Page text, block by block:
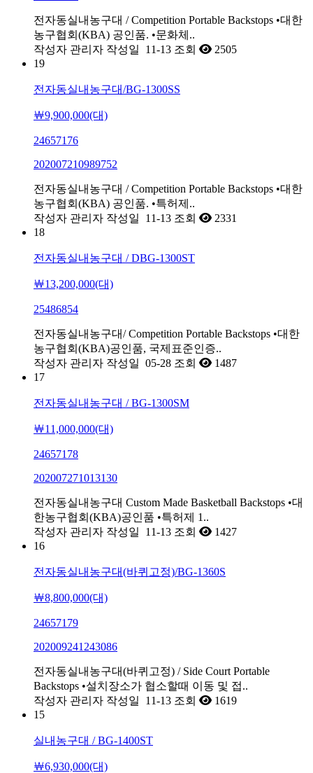
전자동실내농구대 / Competition Portable Backstops •대한
농구협회(KBA) 공인품. •문화체..
작성자 관리자 작성일 11-13 조회
2505
19
전자동실내농구대/BG-1300SS
￦9,900,000(대)
24657176
202007210989752
전자동실내농구대 / Competition Portable Backstops •대한
농구협회(KBA) 공인품. •특허제..
작성자 관리자 작성일 11-13 조회
2331
18
전자동실내농구대 / DBG-1300ST
￦13,200,000(대)
25486854
전자동실내농구대/ Competition Portable Backstops •대한
농구협회(KBA)공인품, 국제표준인증..
작성자 관리자 작성일 05-28 조회
1487
17
전자동실내농구대 / BG-1300SM
￦11,000,000(대)
24657178
202007271013130
전자동실내농구대 Custom Made Basketball Backstops •대
한농구협회(KBA)공인품 •특허제 1..
작성자 관리자 작성일 11-13 조회
1427
16
전자동실내농구대(바퀴고정)/BG-1360S
￦8,800,000(대)
24657179
202009241243086
전자동실내농구대(바퀴고정) / Side Court Portable
Backstops •설치장소가 협소할때 이동 및 접..
작성자 관리자 작성일 11-13 조회
1619
15
실내농구대 / BG-1400ST
￦6,930,000(대)